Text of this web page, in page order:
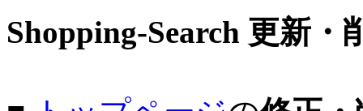
Shopping-Search 更新・